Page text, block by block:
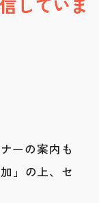
ーの案内も
」の上、セ